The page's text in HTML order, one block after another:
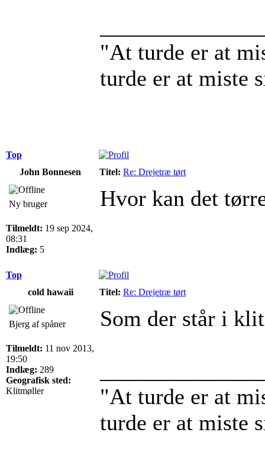
"At turde er at
turde er at miste
Top
John Bonnesen
Titel: Re: Drejetræ tørt
Ny bruger
Tilmeldt: 19 sep 2024,
08:31
Indlæg: 5
Hvor kan det
Top
cold hawaii
Titel: Re: Drejetræ tørt
Bjerg af spåner
Tilmeldt: 11 nov 2013,
19:50
Indlæg: 289
Geografisk sted:
Klitmøller
Som der står i
"At turde er at
turde er at miste